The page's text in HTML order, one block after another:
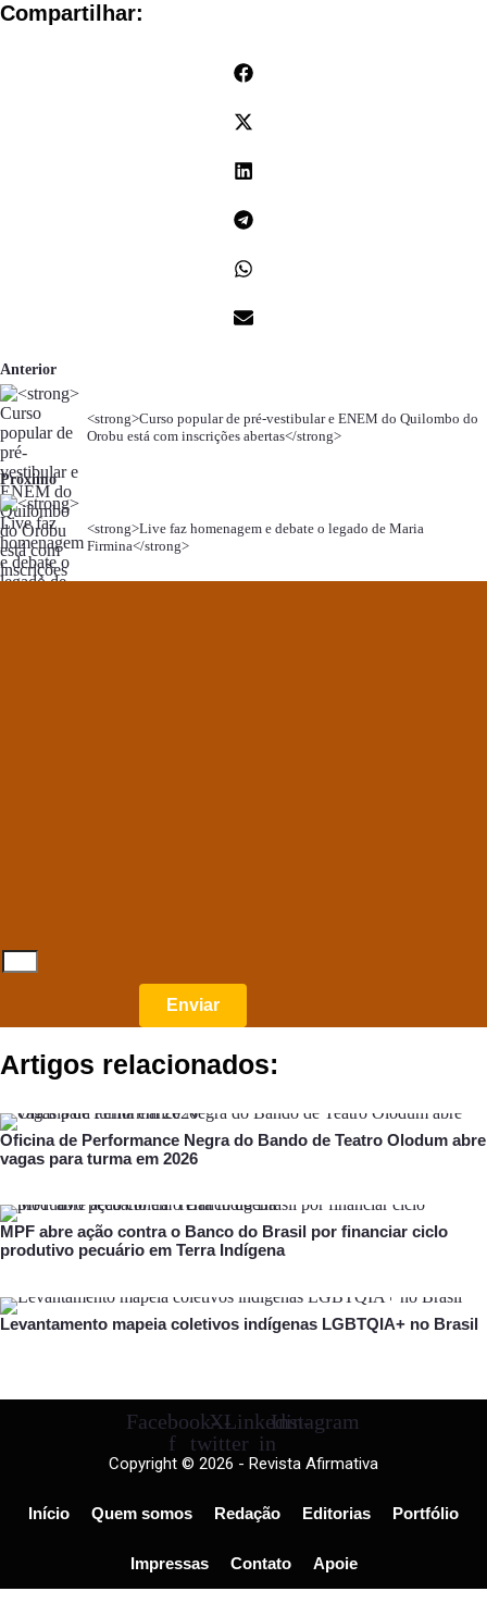
Compartilhar:
Anterior
<strong>Curso popular de pré-vestibular e ENEM do Quilombo do
Orobu está com inscrições abertas</strong>
Próximo
<strong>Live faz homenagem e debate o legado de Maria
Firmina</strong>
Enviar
Artigos relacionados:
Oficina de Performance Negra do Bando de Teatro Olodum abre
vagas para turma em 2026
MPF abre ação contra o Banco do Brasil por financiar ciclo
produtivo pecuário em Terra Indígena
Levantamento mapeia coletivos indígenas LGBTQIA+ no Brasil
Facebook-
f
X-
twitter
Linkedin-
in
Instagram
Copyright © 2026 - Revista Afirmativa
Início Quem somos Redação Editorias Portfólio
Impressas Contato Apoie